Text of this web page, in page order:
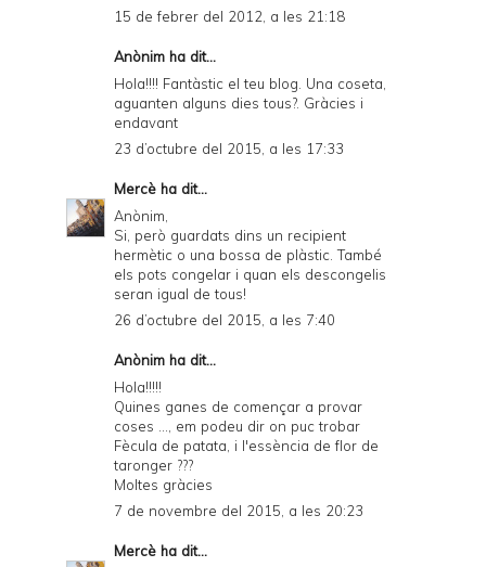
15 de febrer del 2012, a les 21:18
Anònim ha dit...
Hola!!!! Fantàstic el teu blog. Una coseta,
aguanten alguns dies tous?. Gràcies i
endavant
23 d’octubre del 2015, a les 17:33
Mercè ha dit...
Anònim,
Si, però guardats dins un recipient
hermètic o una bossa de plàstic. També
els pots congelar i quan els descongelis
seran igual de tous!
26 d’octubre del 2015, a les 7:40
Anònim ha dit...
Hola!!!!!
Quines ganes de començar a provar
coses ..., em podeu dir on puc trobar
Fècula de patata, i l'essència de flor de
taronger ???
Moltes gràcies
7 de novembre del 2015, a les 20:23
Mercè ha dit...